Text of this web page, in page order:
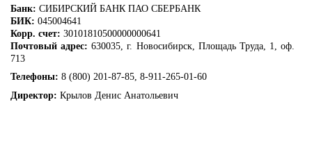
Банк: СИБИРСКИЙ БАНК ПАО СБЕРБАНК
БИК: 045004641
Корр. счет: 30101810500000000641
Почтовый адрес: 630035, г. Новосибирск, Площадь Труда, 1, оф.
713
Телефоны: 8 (800) 201-87-85, 8-911-265-01-60
Директор: Крылов Денис Анатольевич